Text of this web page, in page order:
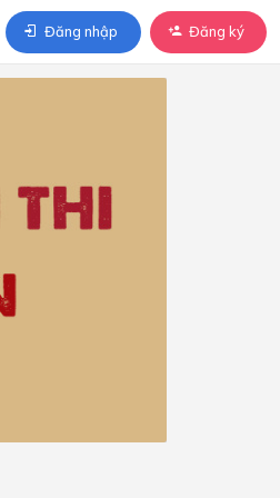
Đăng nhập Đăng ký